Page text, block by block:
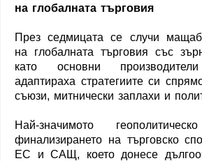
на глобалната търговия
През седмицата се случи
на глобалната търговия със
като основни
адаптираха стратегиите си
съюзи, митнически заплахи и
Най-значимото
финализирането на търговско
ЕС и САЩ, което донесе